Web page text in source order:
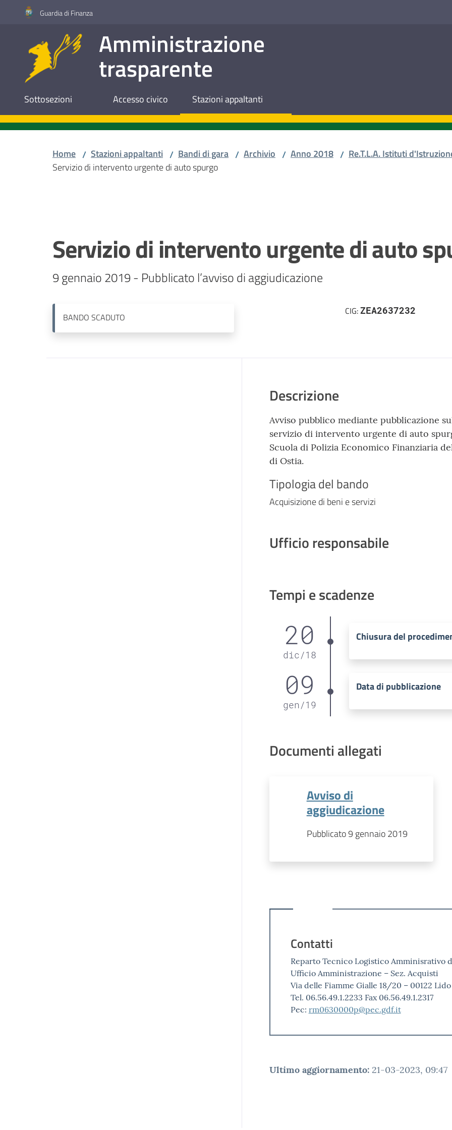
Vai al contenuto
Vai alla navigazione
Vai al footerGuardia di Finanza
Amministrazione
trasparente
Sottosezioni Accesso civico Stazioni appaltanti
Home / Stazioni appaltanti / Bandi di gara / Archivio / Anno 2018 / Re.T.L.A. Istituti
Servizio di intervento urgente di auto spurgo
Servizio di intervento urgente di auto
BANDO SCADUTO
CIG:ZEA2637232
Descrizione
Avviso pubblico mediante pubblicazione
servizio di intervento urgente di auto
Scuola di Polizia Economico Finanziaria
di Ostia.
Tipologia del bando
Acquisizione di beni e servizi
Ufficio responsabile
Tempi e scadenze
20
dic/18
Chiusura del
09
gen/19
Data di pubblicazione
Documenti allegati
Avviso di
aggiudicazione
Pubblicato 9 gennaio 2019
Contatti
Reparto Tecnico Logistico
Ufficio Amministrazione – Sez. Acquisti
Via delle Fiamme Gialle 18/20 – 00122
Tel. 06.56.49.1.2233 Fax 06.56.49.1.2317
Pec: rm0630000p@pec.gdf.it
Ultimo aggiornamento: 21-03-2023, 09:47